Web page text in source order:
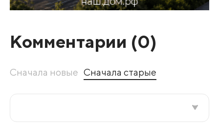
Комментарии (0)
Сначала новые Сначала старые